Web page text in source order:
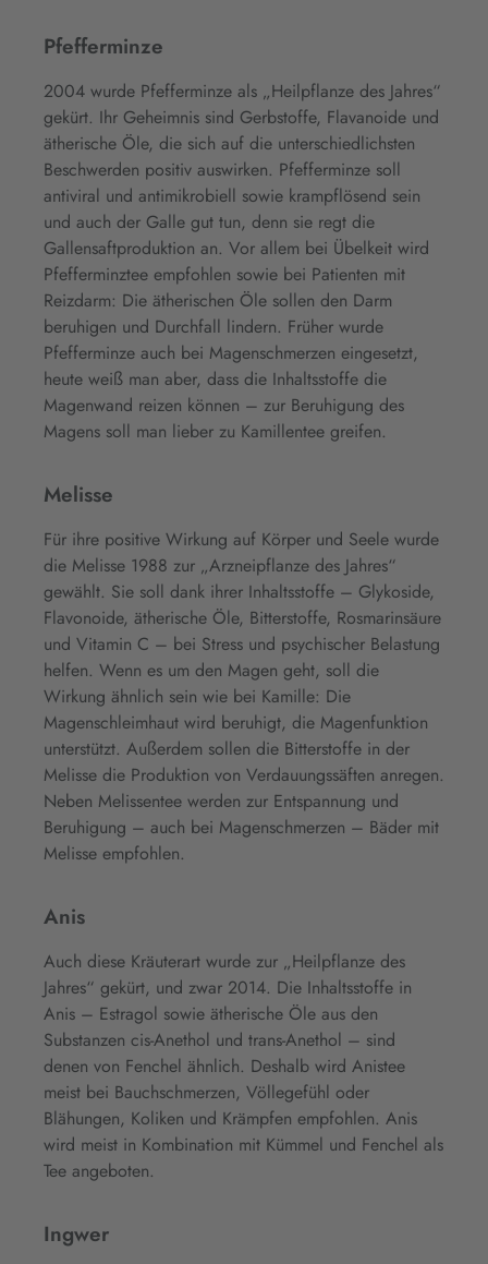
Pfefferminze
2004 wurde Pfefferminze als „Heilpflanze des Jahres“
gekürt. Ihr Geheimnis sind Gerbstoffe, Flavanoide und
ätherische Öle, die sich auf die unterschiedlichsten
Beschwerden positiv auswirken. Pfefferminze soll
antiviral und antimikrobiell sowie krampflösend sein
und auch der Galle gut tun, denn sie regt die
Gallensaftproduktion an. Vor allem bei Übelkeit wird
Pfefferminztee empfohlen sowie bei Patienten mit
Reizdarm: Die ätherischen Öle sollen den Darm
beruhigen und Durchfall lindern. Früher wurde
Pfefferminze auch bei Magenschmerzen eingesetzt,
heute weiß man aber, dass die Inhaltsstoffe die
Magenwand reizen können – zur Beruhigung des
Magens soll man lieber zu Kamillentee greifen.
Melisse
Für ihre positive Wirkung auf Körper und Seele wurde
die Melisse 1988 zur „Arzneipflanze des Jahres“
gewählt. Sie soll dank ihrer Inhaltsstoffe – Glykoside,
Flavonoide, ätherische Öle, Bitterstoffe, Rosmarinsäure
und Vitamin C – bei Stress und psychischer Belastung
helfen. Wenn es um den Magen geht, soll die
Wirkung ähnlich sein wie bei Kamille: Die
Magenschleimhaut wird beruhigt, die Magenfunktion
unterstützt. Außerdem sollen die Bitterstoffe in der
Melisse die Produktion von Verdauungssäften anregen.
Neben Melissentee werden zur Entspannung und
Beruhigung – auch bei Magenschmerzen – Bäder mit
Melisse empfohlen.
Anis
Auch diese Kräuterart wurde zur „Heilpflanze des
Jahres“ gekürt, und zwar 2014. Die Inhaltsstoffe in
Anis – Estragol sowie ätherische Öle aus den
Substanzen cis-Anethol und trans-Anethol – sind
denen von Fenchel ähnlich. Deshalb wird Anistee
meist bei Bauchschmerzen, Völlegefühl oder
Blähungen, Koliken und Krämpfen empfohlen. Anis
wird meist in Kombination mit Kümmel und Fenchel als
Tee angeboten.
Ingwer